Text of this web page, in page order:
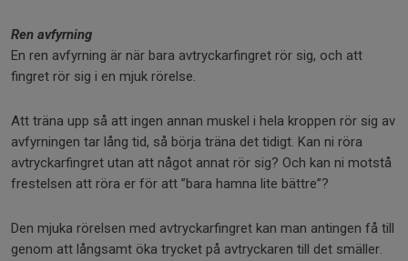
Ren avfyrning
En ren avfyrning är när bara avtryckarfingret rör sig, och att
fingret rör sig i en mjuk rörelse.
Att träna upp så att ingen annan muskel i hela kroppen rör sig av
avfyrningen tar lång tid, så börja träna det tidigt. Kan ni röra
avtryckarfingret utan att något annat rör sig? Och kan ni motstå
frestelsen att röra er för att ”bara hamna lite bättre”?
Den mjuka rörelsen med avtryckarfingret kan man antingen få till
genom att långsamt öka trycket på avtryckaren till det smäller.